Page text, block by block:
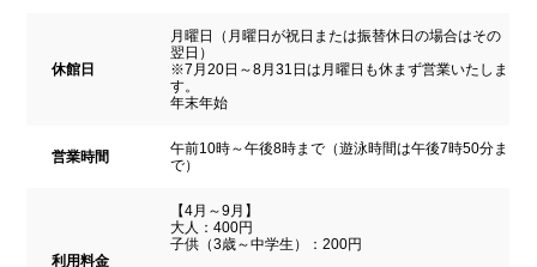
休館日
月曜日（月曜日が祝日または振替休日の場合はその
翌日）
※7月20日～8月31日は月曜日も休まず営業いたしま
す。
年末年始
営業時間
午前10時～午後8時まで（遊泳時間は午後7時50分ま
で）
利用料金
【4月～9月】
大人：400円
子供（3歳～中学生）：200円
滋賀県
奈良県
シャワーブース
ベンチ 飲食店併設